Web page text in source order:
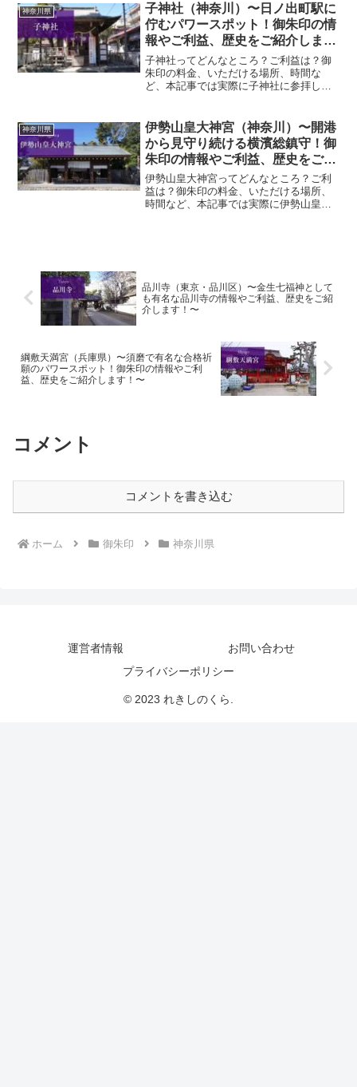
浜・鶴見の地に鎮座する鶴見神社は、約
1400年の歴史を持つ由...
神奈川県
子神社（神奈川）〜日ノ出町駅に
佇むパワースポット！御朱印の情
報やご利益、歴史をご紹介しま
す！〜
子神社ってどんなところ？ご利益は？御
朱印の料金、いただける場所、時間な
ど、本記事では実際に子神社に参拝して
見の地に鎮座する鶴見神社は、約1400年
の歴史を持つ由緒ある...
神奈川県
伊勢山皇大神宮（神奈川）〜開港
から見守り続ける横濱総鎮守！御
朱印の情報やご利益、歴史をご紹
介します！〜
伊勢山皇大神宮ってどんなところ？ご利
益は？御朱印の料金、いただける場所、
時間など、本記事では実際に伊勢山皇大
品川寺（東京・品川区）〜金生七福神として
も有名な品川寺の情報やご利益、歴史をご紹
介します！〜
綱敷天満宮（兵庫県）〜須磨で有名な合格祈
願のパワースポット！御朱印の情報やご利
益、歴史をご紹介します！〜
コメント
コメントを書き込む
ホーム 御朱印 神奈川県
運営者情報
お問い合わせ
プライバシーポリシー
© 2023 れきしのくら.